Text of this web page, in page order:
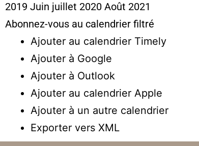
2019 Juin juillet 2020 Août 2021
Abonnez-vous au calendrier filtré
Ajouter au calendrier Timely
Ajouter à Google
Ajouter à Outlook
Ajouter au calendrier Apple
Ajouter à un autre calendrier
Exporter vers XML